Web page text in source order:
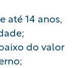
até 14 anos,
do valor